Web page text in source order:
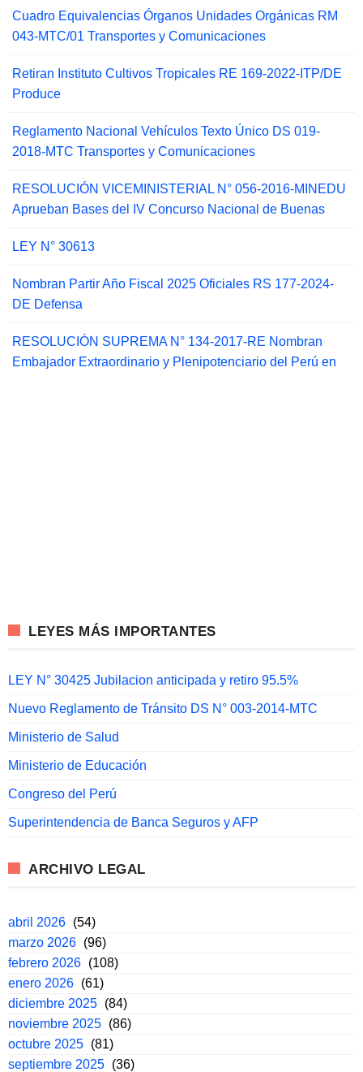
Cuadro Equivalencias Órganos Unidades Orgánicas RM
043-MTC/01 Transportes y Comunicaciones
Retiran Instituto Cultivos Tropicales RE 169-2022-ITP/DE
Produce
Reglamento Nacional Vehículos Texto Único DS 019-
2018-MTC Transportes y Comunicaciones
RESOLUCIÓN VICEMINISTERIAL N° 056-2016-MINEDU
Aprueban Bases del IV Concurso Nacional de Buenas
LEY N° 30613
Nombran Partir Año Fiscal 2025 Oficiales RS 177-2024-
DE Defensa
RESOLUCIÓN SUPREMA N° 134-2017-RE Nombran
Embajador Extraordinario y Plenipotenciario del Perú en
LEYES MÁS IMPORTANTES
LEY N° 30425 Jubilacion anticipada y retiro 95.5%
Nuevo Reglamento de Tránsito DS N° 003-2014-MTC
Ministerio de Salud
Ministerio de Educación
Congreso del Perú
Superintendencia de Banca Seguros y AFP
ARCHIVO LEGAL
abril 2026 (54)
marzo 2026 (96)
febrero 2026 (108)
enero 2026 (61)
diciembre 2025 (84)
noviembre 2025 (86)
octubre 2025 (81)
septiembre 2025 (36)